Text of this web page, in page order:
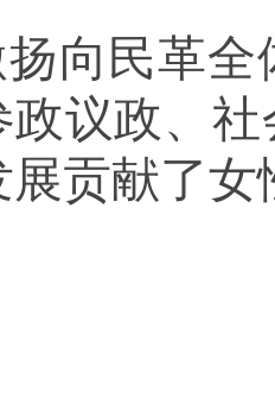
向民革
政议政、
展贡献了女